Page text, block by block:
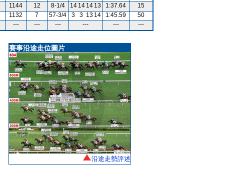
1144 12 8-1/4 14 14 14 13 1:37.64
15
1132 7 57-3/4 3 3 13 14 1:45.59
50
--- --- --- --- --- ---
賽事沿途走位圖片
沿途走勢評述